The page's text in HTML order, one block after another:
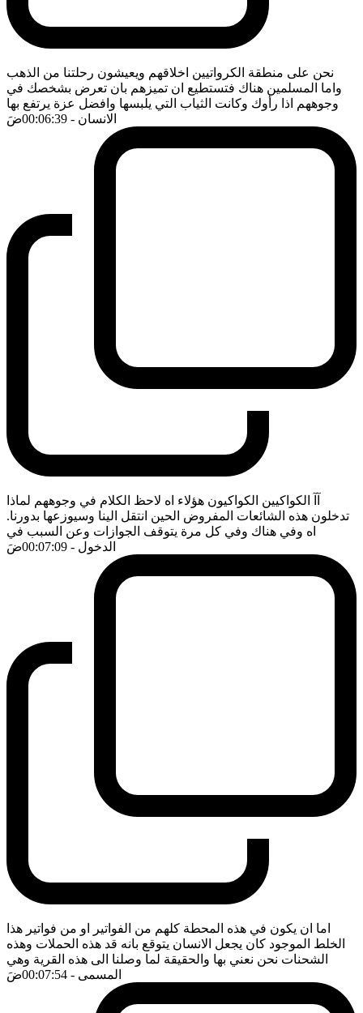
نحن على منطقة الكرواتيين اخلاقهم ويعيشون رحلتنا من الذهب
واما المسلمين هناك فتستطيع ان تميزهم بان تعرض بشخصك في
وجوههم اذا رأوك وكانت الثياب التي يلبسها وافضل عزة يرتفع بها
الانسان - 00:06:39 ضَ
آآ الكواكيين الكواكيون هؤلاء اه لاحظ الكلام في وجوههم لماذا
تدخلون هذه الشائعات المفروض الحين انتقل الينا وسيوزعها بدورنا.
اه وفي هناك وفي كل مرة يتوقف الجوازات وعن السبب في
الدخول - 00:07:09 ضَ
اما ان يكون في هذه المحطة كلهم من الفواتير او من فواتير هذا
الخلط الموجود كان يجعل الانسان يتوقع بانه قد هذه الحملات وهذه
الشحنات نحن نعني بها والحقيقة لما وصلنا الى هذه القرية وهي
المسمى - 00:07:54 ضَ